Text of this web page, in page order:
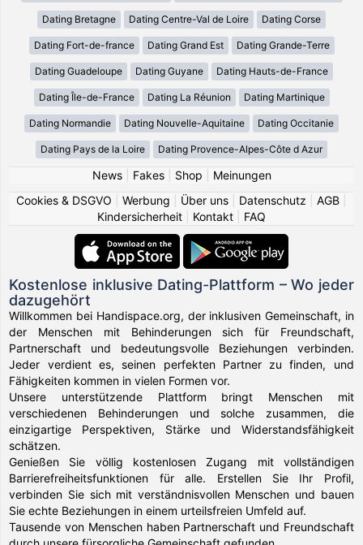
Dating Bretagne Dating Centre-Val de Loire Dating Corse
Dating Fort-de-france Dating Grand Est Dating Grande-Terre
Dating Guadeloupe Dating Guyane Dating Hauts-de-France
Dating Île-de-France Dating La Réunion Dating Martinique
Dating Normandie Dating Nouvelle-Aquitaine Dating Occitanie
Dating Pays de la Loire Dating Provence-Alpes-Côte d Azur
News| Fakes| Shop
Meinungen
Cookies & DSGVO
Werbung Über uns Datenschutz AGB
Kindersicherheit
Kontakt FAQ
Kostenlose inklusive Dating-Plattform – Wo jeder
dazugehört
Willkommen bei Handispace.org, der inklusiven Gemeinschaft, in
der Menschen mit Behinderungen sich für Freundschaft,
Partnerschaft und bedeutungsvolle Beziehungen verbinden.
Jeder verdient es, seinen perfekten Partner zu finden, und
Fähigkeiten kommen in vielen Formen vor.
Unsere unterstützende Plattform bringt Menschen mit
verschiedenen Behinderungen und solche zusammen, die
einzigartige Perspektiven, Stärke und Widerstandsfähigkeit
schätzen.
Genießen Sie völlig kostenlosen Zugang mit vollständigen
Barrierefreiheitsfunktionen für alle. Erstellen Sie Ihr Profil,
verbinden Sie sich mit verständnisvollen Menschen und bauen
Sie echte Beziehungen in einem urteilsfreien Umfeld auf.
Tausende von Menschen haben Partnerschaft und Freundschaft